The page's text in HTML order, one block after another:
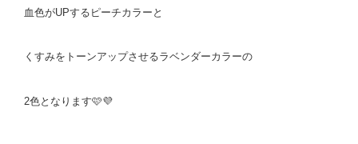
血色がUPするピーチカラーと
くすみをトーンアップさせるラベンダーカラーの
2色となります🩷💜